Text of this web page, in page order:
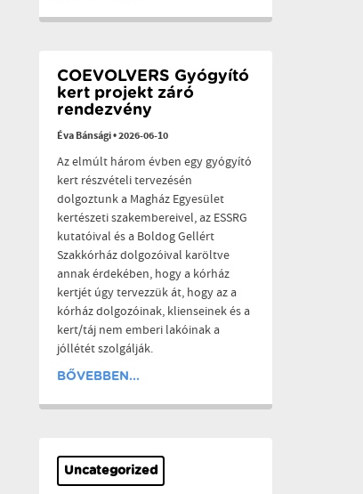
COEVOLVERS Gyógyító
kert projekt záró
rendezvény
Éva Bánsági•2026-06-10
Az elmúlt három évben egy gyógyító
kert részvételi tervezésén
dolgoztunk a Magház Egyesület
kertészeti szakembereivel, az ESSRG
kutatóival és a Boldog Gellért
Szakkórház dolgozóival karöltve
annak érdekében, hogy a kórház
kertjét úgy tervezzük át, hogy az a
kórház dolgozóinak, klienseinek és a
kert/táj nem emberi lakóinak a
jóllétét szolgálják.
BŐVEBBEN...
Uncategorized